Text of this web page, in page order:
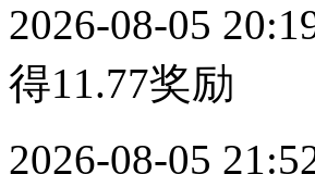
2026-08-05
得11.77奖励
2026-08-05